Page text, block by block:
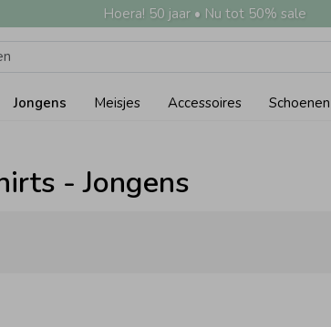
Hoera! 50 jaar • Nu tot 50% sale
Jongens Meisjes Accessoires Schoenen
- Jongens